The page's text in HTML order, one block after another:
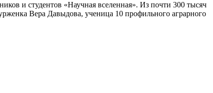
и студентов «Научная вселенная». Из почти 300 тысяч
Вера Давыдова, ученица 10 профильного аграрного